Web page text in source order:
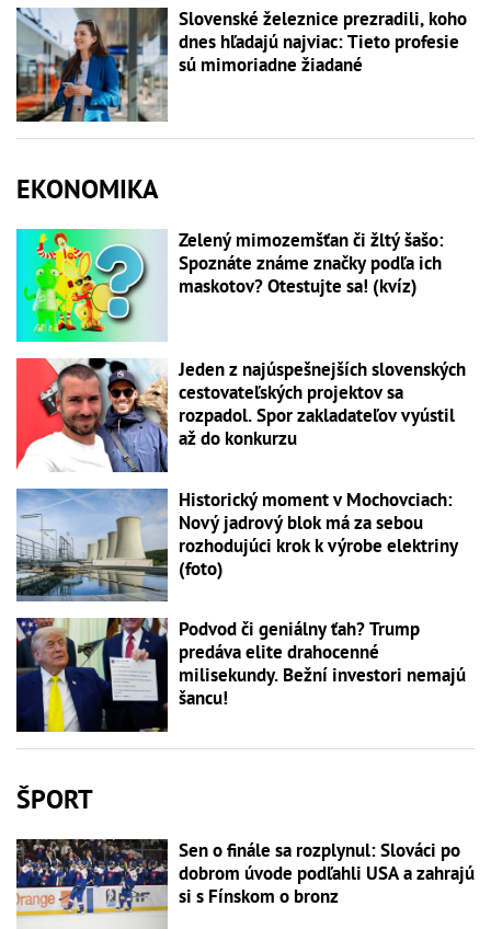
Slovenské železnice prezradili, koho
dnes hľadajú najviac: Tieto profesie
sú mimoriadne žiadané
EKONOMIKA
Zelený mimozemšťan či žltý šašo:
Spoznáte známe značky podľa ich
maskotov? Otestujte sa! (kvíz)
Jeden z najúspešnejších slovenských
cestovateľských projektov sa
rozpadol. Spor zakladateľov vyústil
až do konkurzu
Historický moment v Mochovciach:
Nový jadrový blok má za sebou
rozhodujúci krok k výrobe elektriny
(foto)
Podvod či geniálny ťah? Trump
predáva elite drahocenné
milisekundy. Bežní investori nemajú
šancu!
ŠPORT
Sen o finále sa rozplynul: Slováci po
dobrom úvode podľahli USA a zahrajú
si s Fínskom o bronz